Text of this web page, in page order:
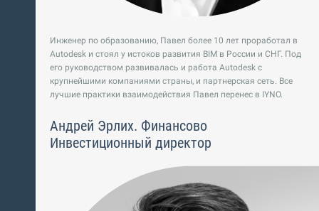
Инженер по образованию, Павел более 10 лет проработал в
Autodesk и стоял у истоков развития BIM в России и СНГ. Под
его руководством развивалась и работа Autodesk с
крупнейшими компаниями страны, и партнерская сеть. Все
лучшие практики взаимодействия Павел перенес в IYNO.
Андрей Эрлих. Финансово
Инвестиционный директор